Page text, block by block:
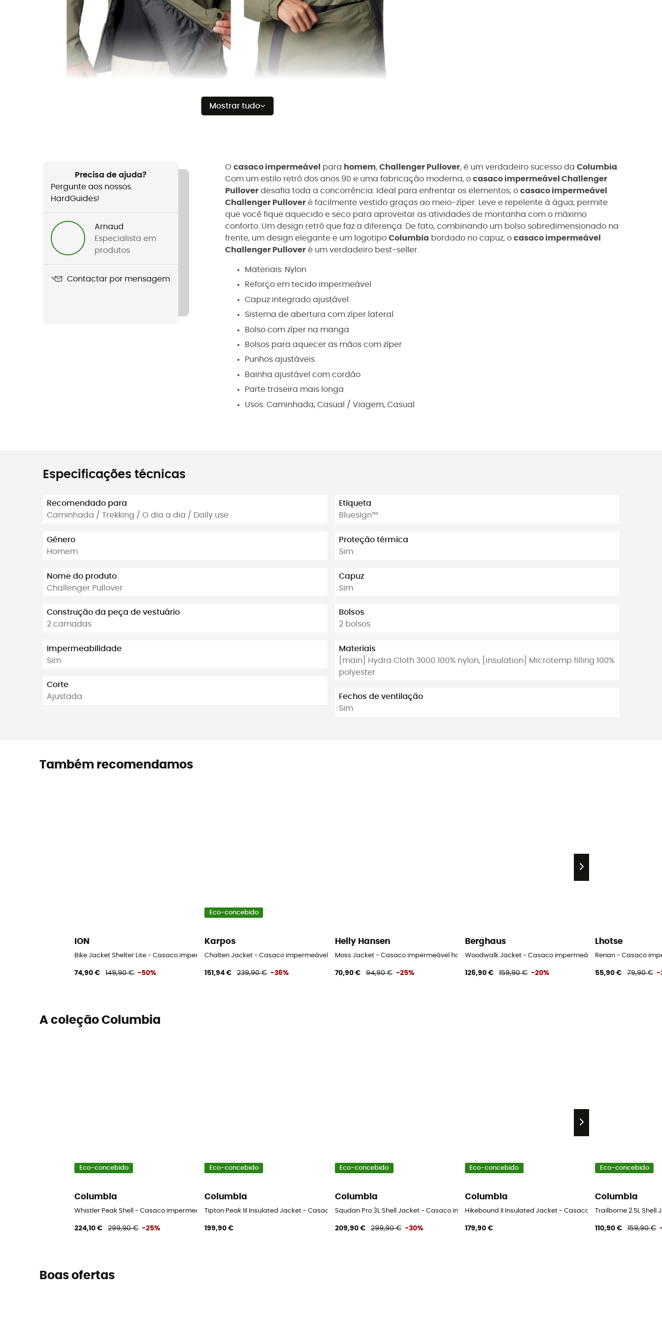
Mostrar tudo
Precisa de ajuda?
Pergunte aos nossos
HardGuides!
Arnaud
Especialista em
produtos
Contactar por mensagem
O casaco impermeável para homem, Challenger Pullover, é um verdadeiro sucesso da Columbia
Com um estilo retrô dos anos 90 e uma fabricação moderna, o casaco impermeável Challenger
Pullover desafia toda a concorrência. Ideal para enfrentar os elementos, o casaco impermeável
Challenger Pullover é facilmente vestido graças ao meio-zíper. Leve e repelente à água, permite
que você fique aquecido e seco para aproveitar as atividades de montanha com o máximo
conforto. Um design retrô que faz a diferença. De fato, combinando um bolso sobredimensionado na
frente, um design elegante e um logotipo Columbia bordado no capuz, o casaco impermeável
Challenger Pullover é um verdadeiro best-seller.
Materiais: Nylon
Reforço em tecido impermeável
Capuz integrado ajustável
Sistema de abertura com zíper lateral
Bolso com zíper na manga
Bolsos para aquecer as mãos com zíper
Punhos ajustáveis
Bainha ajustável com cordão
Parte traseira mais longa
Usos: Caminhada, Casual / Viagem, Casual
Especificações técnicas
Recomendado para
Caminhada / Trekking / O dia a dia / Daily use
Género
Homem
Nome do produto
Challenger Pullover
Construção da peça de vestuário
2 camadas
Impermeabilidade
Sim
Corte
Ajustada
Etiqueta
Bluesign™
Proteção térmica
Sim
Capuz
Sim
Bolsos
2 bolsos
Materiais
[main] Hydra Cloth 3000 100% nylon, [insulation] Microtemp filling 100%
polyester
Fechos de ventilação
Sim
Também recomendamos
ION
Bike Jacket Shelter Lite - Casaco impermeável
74,90 € 149,90 € -50%
Eco-concebido
Karpos
Chalten Jacket - Casaco impermeável homem
151,94 € 239,90 € -36%
Helly Hansen
Moss Jacket - Casaco impermeável homem
70,90 € 94,90 € -25%
Berghaus
Woodwalk Jacket - Casaco impermeável homem
126,90 € 159,90 € -20%
Lhotse
Renan - Casaco
55,90 € 79,90 € -
A coleção Columbia
Eco-concebido
Columbia
Whistler Peak Shell - Casaco impermeável homem
224,10 € 299,90 € -25%
Eco-concebido
Columbia
Tipton Peak III Insulated Jacket - Casaco impermeável homem
199,90 €
Eco-concebido
Columbia
Saudan Pro 3L Shell Jacket - Casaco impermeável homem
209,90 € 299,90 € -30%
Eco-concebido
Columbia
Hikebound II Insulated Jacket - Casaco impermeável homem
179,90 €
Eco-concebido
Columbia
Trailborne 2.5L
110,90 € 159,90 €
Boas ofertas